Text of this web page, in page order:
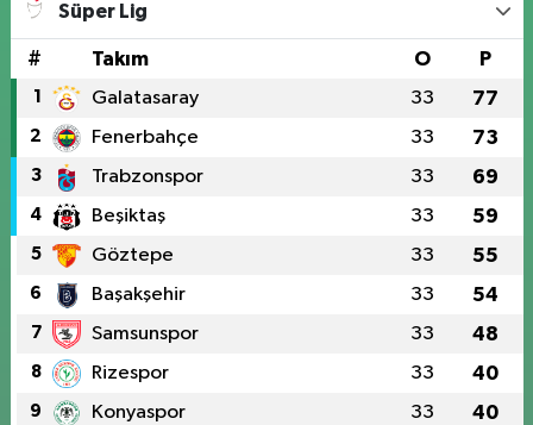
Süper Lig
# Takım O P
1 Galatasaray 33 77
2 Fenerbahçe 33 73
3 Trabzonspor 33 69
4 Beşiktaş 33 59
5 Göztepe 33 55
6 Başakşehir 33 54
7 Samsunspor 33 48
8 Rizespor 33 40
9 Konyaspor 33 40